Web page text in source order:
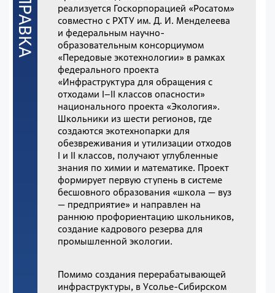
реализуется Госкорпорацией «Росатом»
совместно с РХТУ им. Д. И. Менделеева
и федеральным научно-
образовательным консорциумом
«Передовые экотехнологии» в рамках
федерального проекта
«Инфраструктура для обращения с
отходами I–II классов опасности»
национального проекта «Экология».
Школьники из шести регионов, где
создаются экотехнопарки для
обезвреживания и утилизации отходов
I и II классов, получают углубленные
знания по химии и математике. Проект
формирует первую ступень в системе
бесшовного образования «школа — вуз
— предприятие» и направлен на
раннюю профориентацию школьников,
создание кадрового резерва для
промышленной экологии.
Помимо создания перерабатывающей
инфраструктуры, в Усолье-Сибирском